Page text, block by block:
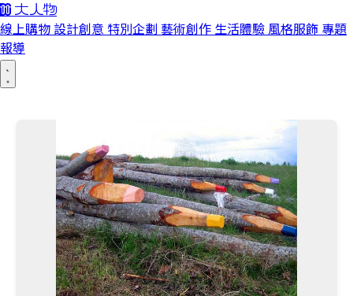
線上購物 設計創意 特別企劃 藝術創作 生活體驗 風格服飾 專題
報導